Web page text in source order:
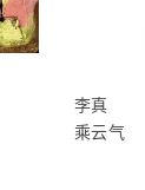
李真
乘云气